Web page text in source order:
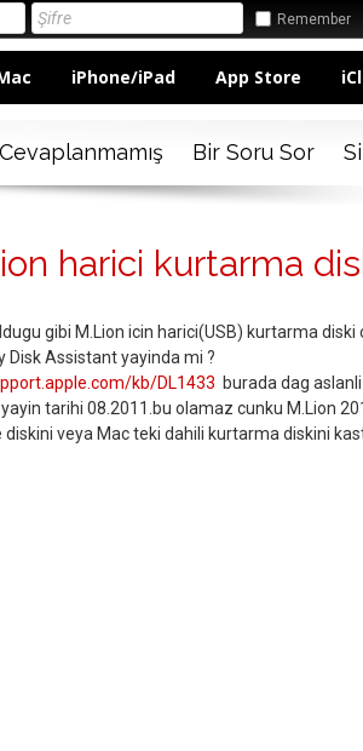
Remember
iPhone/iPad App Store
Cevaplanmamış Bir Soru Sor
harici kurtarma
gibi M.Lion icin harici(USB) kurtarma
Disk Assistant yayinda mi ?
kb/DL1433 burada dag
tarihi 08.2011.bu olamaz cunku M.Lion
diskini veya Mac teki dahili kurtarma diskini